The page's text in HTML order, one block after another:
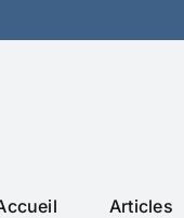
Articles